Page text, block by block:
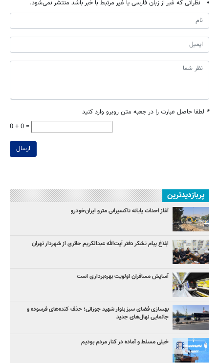
نظراتی که غیر از زبان فارسی یا غیر مرتبط با خبر باشد منتشر نمی‌شود.
* لطفا حاصل عبارت را در جعبه متن روبرو وارد کنید
0 + 0 =
ارسال
پربازدیدترین
آغاز احداث پایانه تاکسیرانی مترو ایران‌خودرو
ابلاغ پیام تشکر دفتر آیت‌الله عبدالکریم حائری از شهردار تهران
آسایش مسافران اولویت بهره‌برداری است
بهسازی فضای سبز بلوار شهید جوزانی؛ حذف کنده‌های فرسوده و
جانمایی نهال‌های جدید
خیلی مسلط و آماده در کنار مردم بودیم